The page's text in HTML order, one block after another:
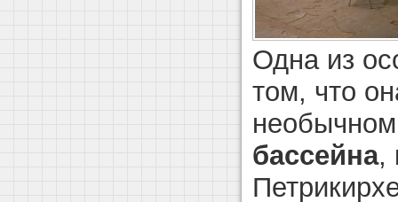
Одна из
том, что
бассейна,